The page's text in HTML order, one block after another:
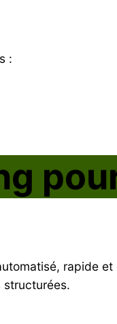
:
rapide
structurées.